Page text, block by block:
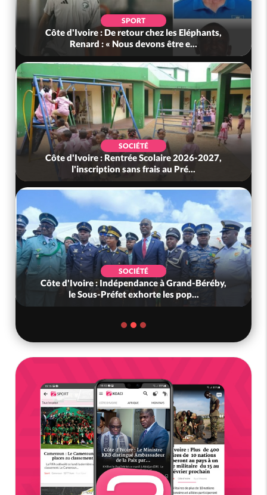
SPORT
Côte d'Ivoire : De retour chez les Eléphants,
Renard : « Nous devons être e...
SOCIÉTÉ
Côte d'Ivoire : Rentrée Scolaire 2026-2027,
l'inscription sans frais au Pré...
SOCIÉTÉ
Côte d'Ivoire : Indépendance à Grand-Béréby,
le Sous-Préfet exhorte les pop...